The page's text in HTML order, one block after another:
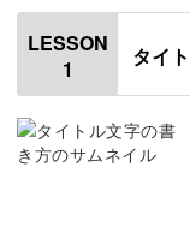
やかで可愛いペー
さい。
ちなみにキットで
しが実際の旅をイ
LESSON
1
タイ